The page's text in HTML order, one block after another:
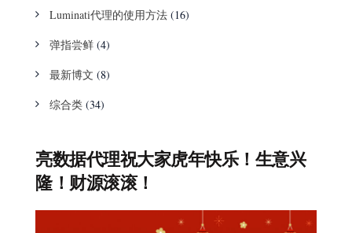
Luminati代理的使用方法 (16)
弹指尝鲜 (4)
最新博文 (8)
综合类 (34)
亮数据代理祝大家虎年快乐！生意兴
隆！财源滚滚！